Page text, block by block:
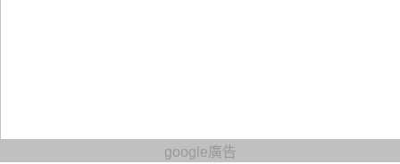
google廣告